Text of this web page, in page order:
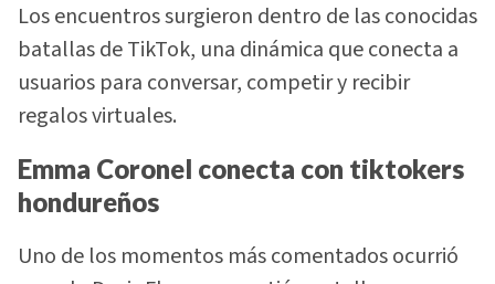
Los encuentros surgieron dentro de las conocidas
batallas de TikTok, una dinámica que conecta a
usuarios para conversar, competir y recibir
regalos virtuales.
Emma Coronel conecta con tiktokers
hondureños
Uno de los momentos más comentados ocurrió